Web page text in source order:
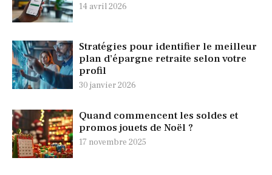
14 avril 2026
Stratégies pour identifier le meilleur
plan d’épargne retraite selon votre
profil
30 janvier 2026
Quand commencent les soldes et
promos jouets de Noël ?
17 novembre 2025